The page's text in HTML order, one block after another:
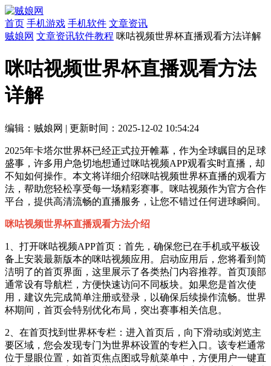
首页 手机游戏 手机软件 文章资讯
贼娘网 文章资讯软件教程 咪咕视频世界杯直播观看方法详解
咪咕视频世界杯直播观看方法
详解
编辑：贼娘网 | 更新时间：2025-12-02 10:54:24
2025年卡塔尔世界杯已经正式拉开帷幕，作为全球瞩目的足球
盛事，许多用户急切地想通过咪咕视频APP观看实时直播，却
不知如何操作。本文将详细介绍咪咕视频世界杯直播的观看方
法，帮助您轻松享受每一场精彩赛事。咪咕视频作为官方合作
平台，提供高清流畅的直播服务，让您不错过任何进球瞬间。
咪咕视频世界杯直播观看方法介绍
1、打开咪咕视频APP首页：首先，确保您已在手机或平板设
备上安装最新版本的咪咕视频应用。启动应用后，您将看到简
洁明了的首页界面，这里展示了各类热门内容推荐。首页顶部
通常设有导航栏，方便快速访问不同板块。如果您是首次使
用，建议先完成简单注册或登录，以确保后续操作流畅。世界
杯期间，首页会特别优化布局，突出赛事相关信息。
2、在首页找到世界杯专栏：进入首页后，向下滑动或浏览主
要区域，您会发现专门为世界杯设置的专栏入口。该专栏通常
位于显眼位置，如首页焦点图或导航菜单中，方便用户一键直